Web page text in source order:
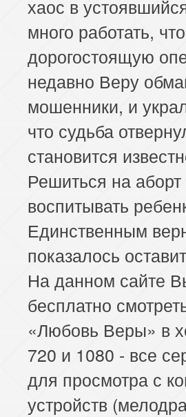
хаос в
много работать,
дорогостоящую
недавно Веру
мошенники, и
что судьба
становится
Решиться на
воспитывать
Единственным
показалось
На данном сайте
бесплатно
«Любовь Веры» в
720 и 1080 - все
для просмотра с
устройств